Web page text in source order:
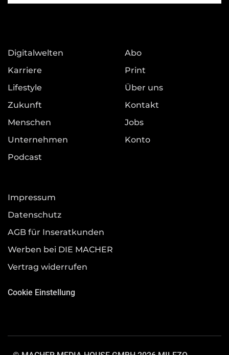
Digitalwelten
Karriere
Lifestyle
Zukunft
Menschen
Unternehmen
Podcast
Abo
Print
Über uns
Kontakt
Jobs
Konto
Impressum
Datenschutz
AGB für Inseratkunden
Werben bei DIE MACHER
Vertrag widerrufen
Cookie Einstellung